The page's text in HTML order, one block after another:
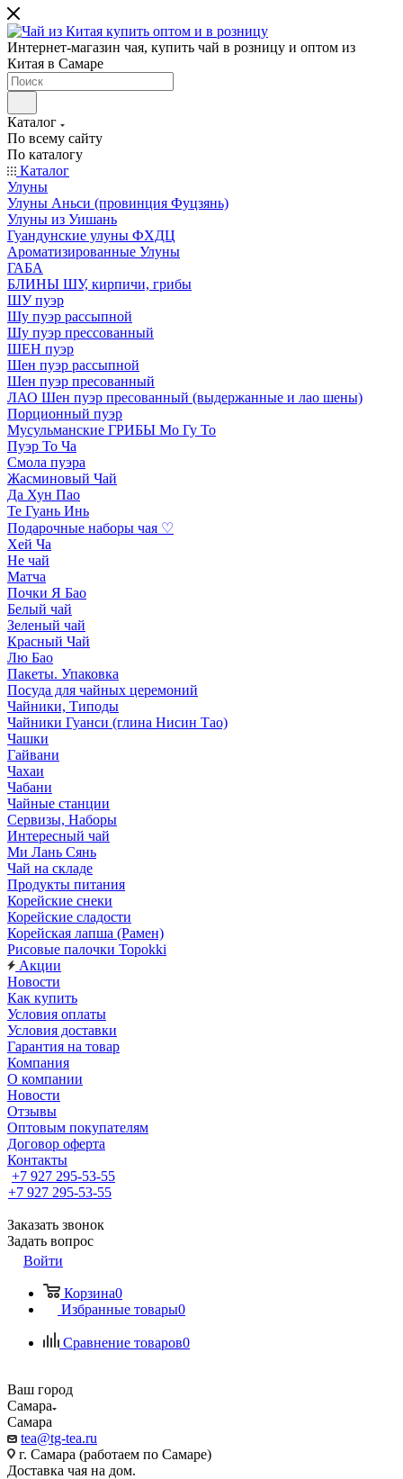
Интернет-магазин чая, купить чай в розницу и оптом из
Китая в Самаре
Каталог
По всему сайту
По каталогу
Каталог
Улуны
Улуны Аньси (провинция Фуцзянь)
Улуны из Уишань
Гуандунские улуны ФХДЦ
Ароматизированные Улуны
ГАБА
БЛИНЫ ШУ, кирпичи, грибы
ШУ пуэр
Шу пуэр рассыпной
Шу пуэр прессованный
ШЕН пуэр
Шен пуэр рассыпной
Шен пуэр пресованный
ЛАО Шен пуэр пресованный (выдержанные и лао шены)
Порционный пуэр
Мусульманские ГРИБЫ Мо Гу То
Пуэр То Ча
Смола пуэра
Жасминовый Чай
Да Хун Пао
Те Гуань Инь
Подарочные наборы чая ♡
Хей Ча
Не чай
Матча
Почки Я Бао
Белый чай
Зеленый чай
Красный Чай
Лю Бао
Пакеты. Упаковка
Посуда для чайных церемоний
Чайники, Типоды
Чайники Гуанси (глина Нисин Тао)
Чашки
Гайвани
Чахаи
Чабани
Чайные станции
Сервизы, Наборы
Интересный чай
Ми Лань Сянь
Чай на складе
Продукты питания
Корейские снеки
Корейские сладости
Корейская лапша (Рамен)
Рисовые палочки Topokki
Акции
Новости
Как купить
Условия оплаты
Условия доставки
Гарантия на товар
Компания
О компании
Новости
Отзывы
Оптовым покупателям
Договор оферта
Контакты
+7 927 295-53-55
+7 927 295-53-55
Заказать звонок
Задать вопрос
Войти
Корзина0
Избранные товары0
Сравнение товаров0
Ваш город
Самара
Самара
tea@tg-tea.ru
г. Самара (работаем по Самаре)
Доставка чая на дом.